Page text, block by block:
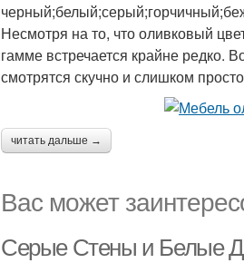
Несмотря на то, что оливковый
гамме встречается крайне редко.
смотрятся скучно и слишком
читать дальше →
Вас может
Серые Стены и Белые